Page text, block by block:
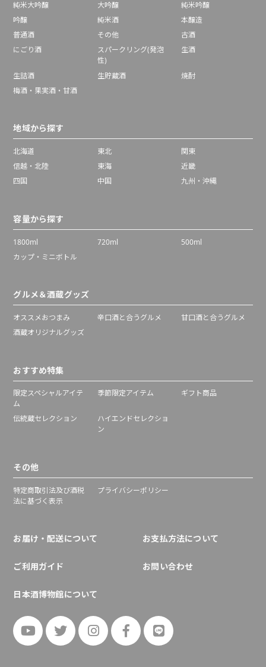
純米大吟醸 大吟醸
純米吟醸
吟醸
純米酒
本醸造
普通酒
その他
古酒
にごり酒
スパークリング(発泡
性)
生酒
生詰酒 生貯蔵酒
焼酎
梅酒・果実酒・甘酒
地域から探す
北海道 東北
関東
信越・北陸
東海
近畿
四国
中国 九州・沖縄
容量から探す
1800ml 720ml
500ml
カップ・ミニボトル
グルメ＆酒蔵グッズ
オススメおつまみ 辛口酒と合うグルメ
甘口酒と合うグルメ
酒蔵オリジナルグッズ
おすすめ特集
限定スペシャルアイテ
ム
季節限定アイテム ギフト商品
伝統蔵セレクション
ハイエンドセレクショ
ン
その他
特定商取引法及び酒税
法に基づく表示
プライバシーポリシー
お届け・配送について お支払方法について
ご利用ガイド お問い合わせ
日本酒博物館について